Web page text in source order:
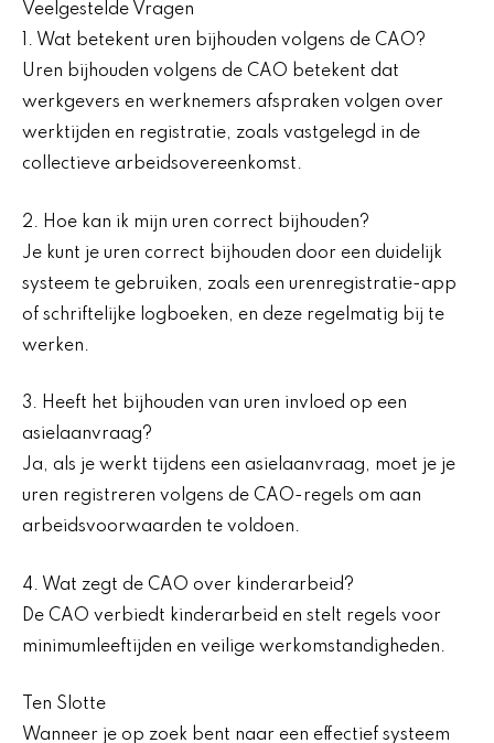
Veelgestelde Vragen
1. Wat betekent uren bijhouden volgens de CAO?
Uren bijhouden volgens de CAO betekent dat
werkgevers en werknemers afspraken volgen over
werktijden en registratie, zoals vastgelegd in de
collectieve arbeidsovereenkomst.
2. Hoe kan ik mijn uren correct bijhouden?
Je kunt je uren correct bijhouden door een duidelijk
systeem te gebruiken, zoals een urenregistratie-app
of schriftelijke logboeken, en deze regelmatig bij te
werken.
3. Heeft het bijhouden van uren invloed op een
asielaanvraag?
Ja, als je werkt tijdens een asielaanvraag, moet je je
uren registreren volgens de CAO-regels om aan
arbeidsvoorwaarden te voldoen.
4. Wat zegt de CAO over kinderarbeid?
De CAO verbiedt kinderarbeid en stelt regels voor
minimumleeftijden en veilige werkomstandigheden.
Ten Slotte
Wanneer je op zoek bent naar een effectief systeem